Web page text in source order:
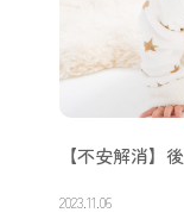
【不安解消】
2023.11.06